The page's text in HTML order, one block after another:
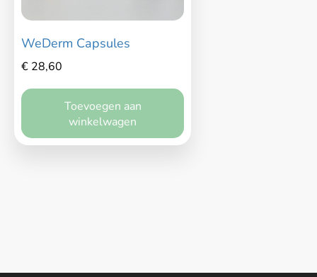
Blog
Maak een afspraak
WeDerm Capsules
€ 28,60
Toevoegen aan
winkelwagen